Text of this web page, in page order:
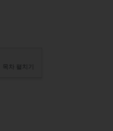
목차 펼치기